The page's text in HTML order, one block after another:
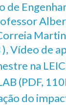
de
Vídeo de
na
(PDF,
do